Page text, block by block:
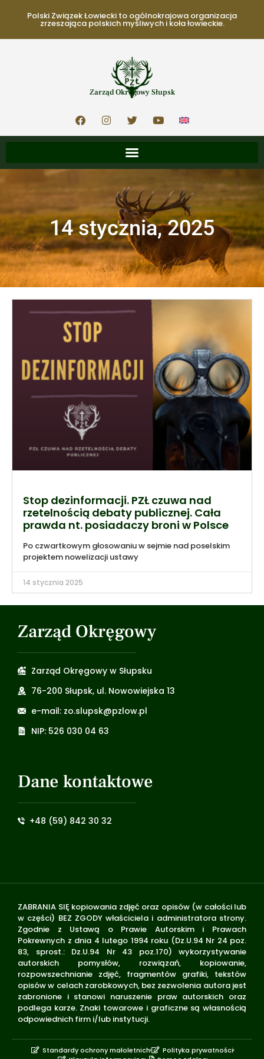
Polski Związek Łowiecki to ogólnokrajowa organizacja
zrzeszająca polskich myśliwych i koła łowieckie.
Zarząd Okręgowy Słupsk
14 stycznia, 2025
Stop dezinformacji. PZŁ czuwa nad
rzetelnością debaty publicznej. Cała
prawda nt. posiadaczy broni w Polsce
Po czwartkowym głosowaniu w sejmie nad poselskim
projektem nowelizacji ustawy
14 stycznia 2025
Zarząd Okręgowy
Zarząd Okręgowy w Słupsku
76-200 Słupsk, ul. Nowowiejska 13
e-mail: zo.slupsk@pzlow.pl
NIP: 526 030 04 63
Dane kontaktowe
+48 (59) 842 30 32
ZABRANIA SIĘ kopiowania zdjęć oraz opisów (w całości lub
w części) BEZ ZGODY właściciela i administratora strony.
Zgodnie z Ustawą o Prawie Autorskim i Prawach
Pokrewnych z dnia 4 lutego 1994 roku (Dz.U.94 Nr 24 poz.
83, sprost.: Dz.U.94 Nr 43 poz.170) wykorzystywanie
autorskich pomysłów, rozwiązań, kopiowanie,
rozpowszechnianie zdjęć, fragmentów grafiki, tekstów
opisów w celach zarobkowych, bez zezwolenia autora jest
zabronione i stanowi naruszenie praw autorskich oraz
podlega karze. Znaki towarowe i graficzne są własnością
odpowiednich firm i/lub instytucji.
Standardy ochrony małoletnich
Polityka prywatności